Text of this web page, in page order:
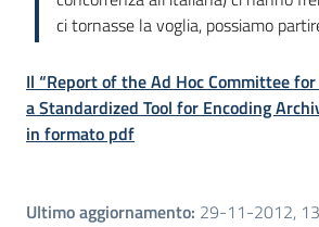
ci tornasse la voglia, possiamo
Il “Report of the Ad Hoc Committee
a Standardized Tool for Encoding
in formato pdf
Ultimo aggiornamento: 29-11-2012,